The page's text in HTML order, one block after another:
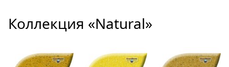
Коллекция «Natural»